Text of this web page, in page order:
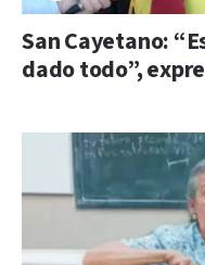
San Cayetano:
dado todo”,